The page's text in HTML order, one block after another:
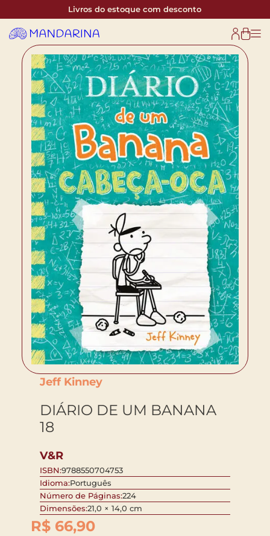
Livros do estoque com desconto
Jeff Kinney
DIÁRIO DE UM BANANA
18
V&R
ISBN:9788550704753
Idioma:Português
Número de Páginas:224
Dimensões:21,0 × 14,0 cm
R$ 66,90